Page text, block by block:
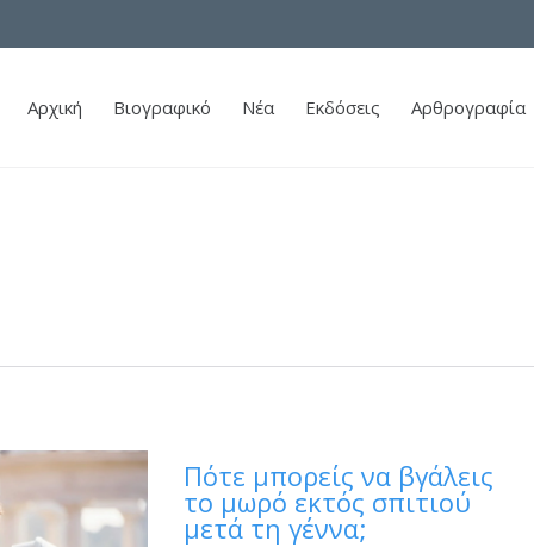
Αρχική Βιογραφικό Νέα Εκδόσεις Αρθρογραφία
Πότε μπορείς να βγάλεις
το μωρό εκτός σπιτιού
μετά τη γέννα;